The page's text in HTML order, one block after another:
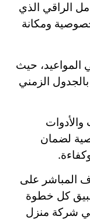
الراقي الذي
ومكانة
المواعيد، حيث
الزمني
والأدوات
لضمان
المباشر على
كل خطوة
في شركة منزل